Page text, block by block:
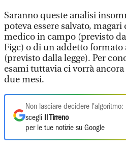
Saranno queste analisi
poteva essere salvato,
medico in campo (previsto
Figc) o di un addetto
(previsto dalla legge). Per
esami tuttavia ci vorrà
due mesi.
Non lasciare decidere l'algoritmo:
scegli
Il Tirreno
per le tue notizie su Google